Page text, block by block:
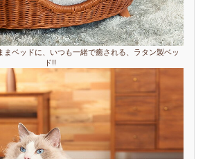
まベッドに、いつも一緒で癒される、ラタン製ベッ
ド!!